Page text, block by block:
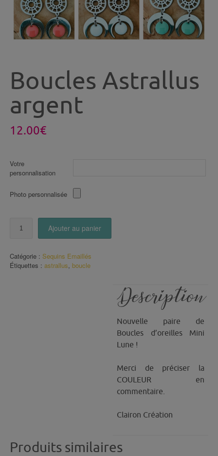
Boucles Astrallus
argent
12.00€
Votre
personnalisation
Photo personnalisée
argent
Ajouter au panier
Catégorie : Sequins Emaillés
Étiquettes : astrallus, boucle
Description
Nouvelle paire de
Boucles d’oreilles Mini
Lune !
Merci de préciser la
COULEUR en
commentaire.
Clairon Création
Produits similaires